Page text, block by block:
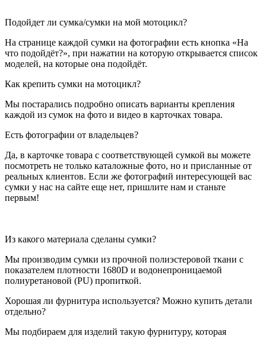
Подойдет ли сумка/сумки на мой мотоцикл?
На странице каждой сумки на фотографии есть кнопка «На
что подойдёт?», при нажатии на которую открывается список
моделей, на которые она подойдёт.
Как крепить сумки на мотоцикл?
Мы постарались подробно описать варианты крепления
каждой из сумок на фото и видео в карточках товара.
Есть фотографии от владельцев?
Да, в карточке товара с соответствующей сумкой вы можете
посмотреть не только каталожные фото, но и присланные от
реальных клиентов. Если же фотографий интересующей вас
сумки у нас на сайте еще нет, пришлите нам и станьте
первым!
Из какого материала сделаны сумки?
Мы производим сумки из прочной полиэстеровой ткани с
показателем плотности 1680D и водонепроницаемой
полиуретановой (PU) пропиткой.
Хорошая ли фурнитура используется? Можно купить детали
отдельно?
Мы подбираем для изделий такую фурнитуру, которая